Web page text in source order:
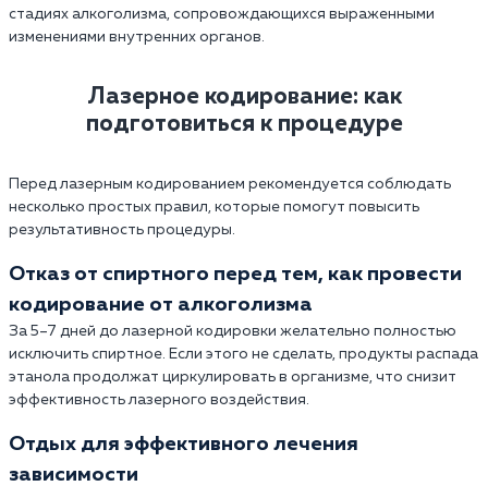
стадиях алкоголизма, сопровождающихся выраженными
изменениями внутренних органов.
Лазерное кодирование: как
подготовиться к процедуре
Перед лазерным кодированием рекомендуется соблюдать
несколько простых правил, которые помогут повысить
результативность процедуры.
Отказ от спиртного перед тем, как провести
кодирование от алкоголизма
За 5–7 дней до лазерной кодировки желательно полностью
исключить спиртное. Если этого не сделать, продукты распада
этанола продолжат циркулировать в организме, что снизит
эффективность лазерного воздействия.
Отдых для эффективного лечения
зависимости